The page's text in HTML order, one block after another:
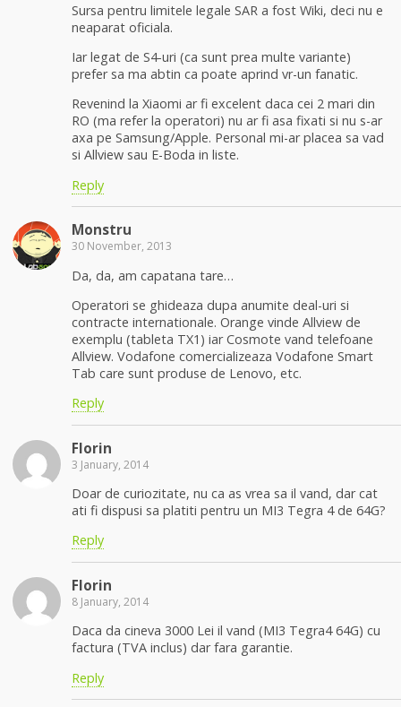
Sursa pentru limitele legale SAR a fost Wiki, deci nu e
neaparat oficiala.
Iar legat de S4-uri (ca sunt prea multe variante)
prefer sa ma abtin ca poate aprind vr-un fanatic.
Revenind la Xiaomi ar fi excelent daca cei 2 mari din
RO (ma refer la operatori) nu ar fi asa fixati si nu s-ar
axa pe Samsung/Apple. Personal mi-ar placea sa vad
si Allview sau E-Boda in liste.
Reply
Monstru
30 November, 2013
Da, da, am capatana tare…
Operatori se ghideaza dupa anumite deal-uri si
contracte internationale. Orange vinde Allview de
exemplu (tableta TX1) iar Cosmote vand telefoane
Allview. Vodafone comercializeaza Vodafone Smart
Tab care sunt produse de Lenovo, etc.
Reply
Florin
3 January, 2014
Doar de curiozitate, nu ca as vrea sa il vand, dar cat
ati fi dispusi sa platiti pentru un MI3 Tegra 4 de 64G?
Reply
Florin
8 January, 2014
Daca da cineva 3000 Lei il vand (MI3 Tegra4 64G) cu
factura (TVA inclus) dar fara garantie.
Reply